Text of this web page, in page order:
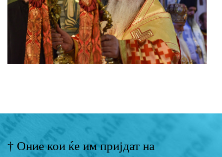
† Оние кои ќе им пријдат на